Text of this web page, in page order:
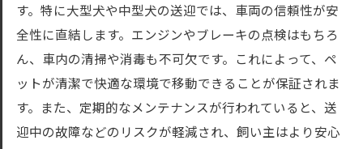
す。特に大型犬や中型犬の送迎では、車両の信頼性が安
全性に直結します。エンジンやブレーキの点検はもちろ
ん、車内の清掃や消毒も不可欠です。これによって、ペ
ットが清潔で快適な環境で移動できることが保証されま
す。また、定期的なメンテナンスが行われていると、送
迎中の故障などのリスクが軽減され、飼い主はより安心